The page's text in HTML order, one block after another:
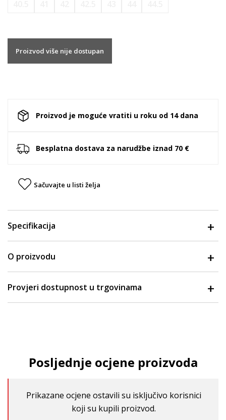
Proizvod više nije dostupan
Proizvod je moguće vratiti u roku od 14 dana
Besplatna dostava za narudžbe iznad 70 €
Sačuvajte u listi želja
Specifikacija
O proizvodu
Provjeri dostupnost u trgovinama
Posljednje ocjene proizvoda
Prikazane ocjene ostavili su isključivo korisnici
koji su kupili proizvod.